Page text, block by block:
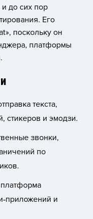
до сих пор
Его
поскольку он
платформы
текста,
стикеров и эмодзи.
звонки,
по
и